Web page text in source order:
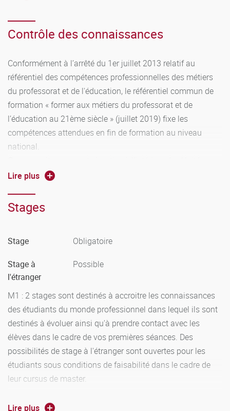
Contrôle des connaissances
Conformément à l’arrêté du 1er juillet 2013 relatif au
référentiel des compétences professionnelles des métiers
du professorat et de l'éducation, le référentiel commun de
formation « former aux métiers du professorat et de
l’éducation au 21ème siècle » (juillet 2019) fixe les
compétences attendues en fin de formation au niveau
national.
d’Enseignements (UE). Elles sont évaluées en contrôle
à évaluer les compétences (et les ressources afférentes)
acquises par les étudiants tout au long de la période
et réparties au long des semestres.
formative à l’évaluation, par une communication régulière
aux étudiants des résultats obtenus.
Les évaluations en CCI sont constituées par des tâches
complexes (TC) auxquelles peuvent être adjointes des
tâches simples (TS).
Télécharger le fichier
«Modalites_M3C_MEEF_2nd_degre.pdf» (400.4 Ko)
Lire plus
Stages
Stage Obligatoire
Stage à
l'étranger
Possible
M1 : 2 stages sont destinés à accroitre les connaissances
des étudiants du monde professionnel dans lequel ils sont
destinés à évoluer ainsi qu'à prendre contact avec les
élèves dans le cadre de vos premières séances. Des
possibilités de stage à l'étranger sont ouvertes pour les
étudiants sous conditions de faisabilité dans le cadre de
leur cursus de master.
M2 : Les étudiants sont en stage à tiers temps sur toute
Lire plus